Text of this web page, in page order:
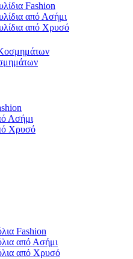
Fashion
από Ασήμι
από Χρυσό
Ασήμι
Χρυσό
Fashion
από Ασήμι
από Χρυσό